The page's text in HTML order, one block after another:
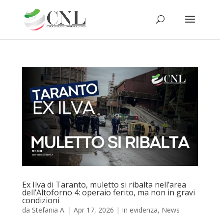
Ex Ilva di Taranto, muletto si ribalta nell’area
dell’Altoforno 4: operaio ferito, ma non in gravi
condizioni
da Stefania A. | Apr 17, 2026 | In evidenza, News